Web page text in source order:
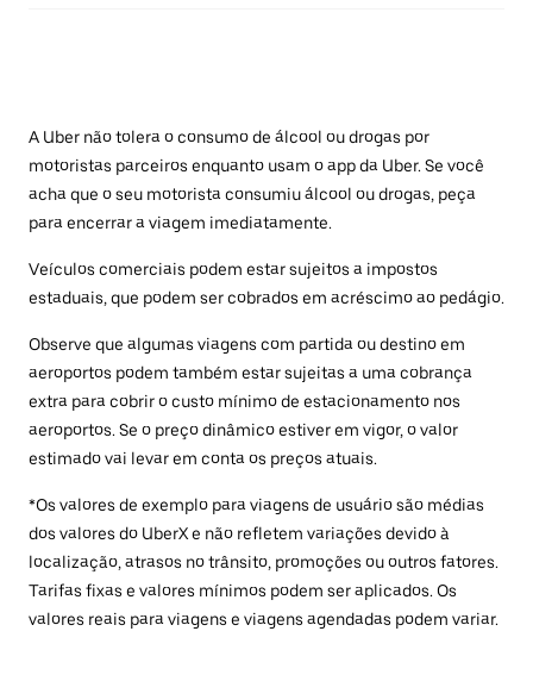
A Uber não tolera o consumo de álcool ou drogas por
motoristas parceiros enquanto usam o app da Uber. Se você
acha que o seu motorista consumiu álcool ou drogas, peça
para encerrar a viagem imediatamente.
Veículos comerciais podem estar sujeitos a impostos
estaduais, que podem ser cobrados em acréscimo ao pedágio.
Observe que algumas viagens com partida ou destino em
aeroportos podem também estar sujeitas a uma cobrança
extra para cobrir o custo mínimo de estacionamento nos
aeroportos. Se o preço dinâmico estiver em vigor, o valor
estimado vai levar em conta os preços atuais.
*Os valores de exemplo para viagens de usuário são médias
dos valores do UberX e não refletem variações devido à
localização, atrasos no trânsito, promoções ou outros fatores.
Tarifas fixas e valores mínimos podem ser aplicados. Os
valores reais para viagens e viagens agendadas podem variar.